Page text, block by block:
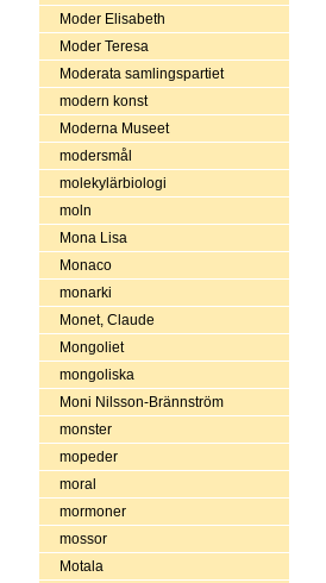
Moder Elisabeth
Moder Teresa
Moderata samlingspartiet
modern konst
Moderna Museet
modersmål
molekylärbiologi
moln
Mona Lisa
Monaco
monarki
Monet, Claude
Mongoliet
mongoliska
Moni Nilsson-Brännström
monster
mopeder
moral
mormoner
mossor
Motala